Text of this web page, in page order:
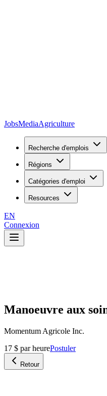
JobsMediaAgriculture
Recherche d'emplois
Régions
Catégories d'emploi
Resources
EN
Connexion
Manoeuvre aux
Momentum Agricole Inc.
17 $ par heurePostuler
Retour